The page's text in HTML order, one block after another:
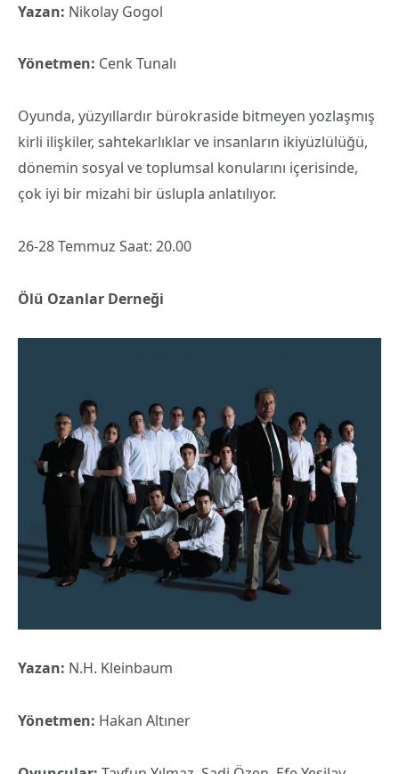
Yazan: Nikolay Gogol
Yönetmen: Cenk Tunalı
Oyunda, yüzyıllardır bürokraside bitmeyen yozlaşmış
kirli ilişkiler, sahtekarlıklar ve insanların ikiyüzlülüğü,
dönemin sosyal ve toplumsal konularını içerisinde,
çok iyi bir mizahi bir üslupla anlatılıyor.
26-28 Temmuz Saat: 20.00
Ölü Ozanlar Derneği
Yazan: N.H. Kleinbaum
Yönetmen: Hakan Altıner